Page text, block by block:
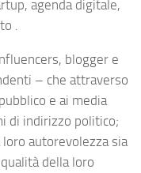
agenda digitale,
.
blogger e
– che attraverso
e ai media
di indirizzo politico;
autorevolezza sia
della loro